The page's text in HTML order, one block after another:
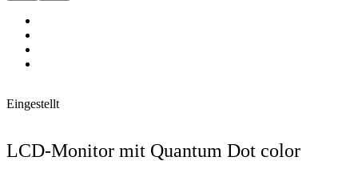
Eingestellt
LCD-Monitor mit Quantum Dot color